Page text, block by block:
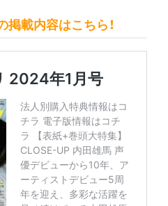
載内容はこちら！